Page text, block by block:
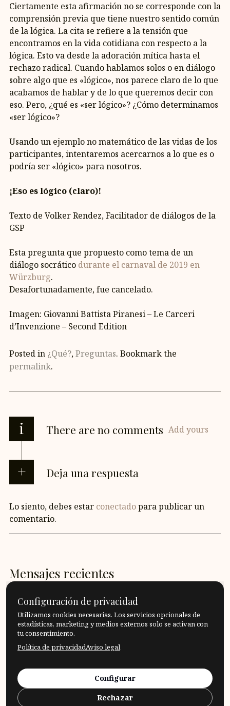
Ciertamente esta afirmación no se corresponde con la
comprensión previa que tiene nuestro sentido común
de la lógica. La cita se refiere a la tensión que
encontramos en la vida cotidiana con respecto a la
lógica. Esto va desde la adoración mítica hasta el
rechazo radical. Cuando hablamos solos o en diálogo
sobre algo que es «lógico», nos parece claro de lo que
acabamos de hablar y de lo que queremos decir con
eso. Pero, ¿qué es «ser lógico»? ¿Cómo determinamos
«ser lógico»?
Usando un ejemplo no matemático de las vidas de los
participantes, intentaremos acercarnos a lo que es o
podría ser «lógico» para nosotros.
¡Eso es lógico (claro)!
Texto de Volker Rendez, Facilitador de diálogos de la
GSP
Esta pregunta que propuesto como tema de un
diálogo socrático durante el carnaval de 2019 en
Würzburg.
Desafortunadamente, fue cancelado.
Imagen: Giovanni Battista Piranesi – Le Carceri
d’Invenzione – Second Edition
Posted in ¿Qué?,Preguntas. Bookmark the
permalink.
i There are no comments Add yours
Deja una respuesta
Lo siento, debes estar conectadopara publicar un
comentario.
Mensajes recientes
¿Y si doblamos esa hoja de papel así?
¿Qué es un acto altruista?
Qué significa tener tacto?
¿Qué frontera debo aceptar, qué frontera debo
traspasar?
Configuración de privacidad
Utilizamos cookies necesarias. Los servicios opcionales de
estadísticas, marketing y medios externos solo se activan con
tu consentimiento.
Política de privacidadAviso legal
Configurar
Rechazar